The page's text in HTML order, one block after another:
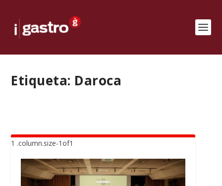
Etiqueta: Daroca